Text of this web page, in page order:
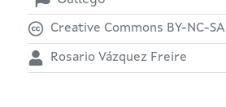
Creative Commons BY-NC-SA
Rosario Vázquez Freire